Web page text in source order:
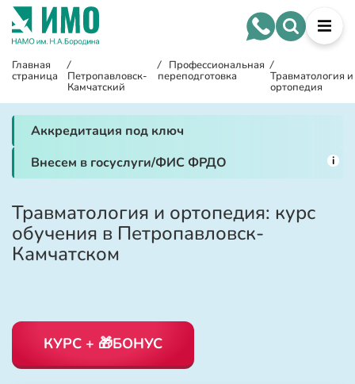
Главная
страница
/
Петропавловск-
Камчатский
/ Профессиональная
переподготовка
/
Травматология и
ортопедия
Аккредитация под ключ
Внесем в госуслуги/ФИС ФРДО
i
Травматология и ортопедия: курс
обучения в Петропавловск-
Камчатском
КУРС + 🎁БОНУС